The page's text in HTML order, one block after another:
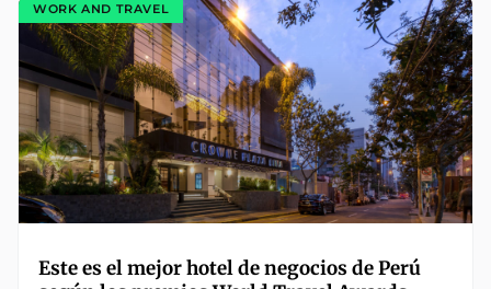
WORK AND TRAVEL
Este es el mejor hotel de negocios de Perú